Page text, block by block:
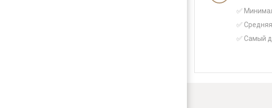
✅
✅
✅ Самый